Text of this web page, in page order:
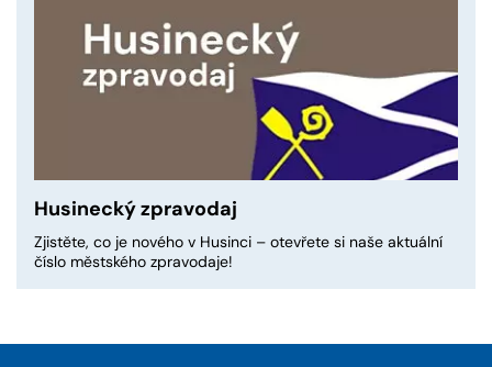
Husinecký zpravodaj
Zjistěte, co je nového v Husinci – otevřete si naše aktuální
číslo městského zpravodaje!